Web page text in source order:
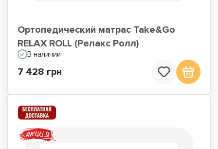
Ортопедический матрас Take&Go
RELAX ROLL (Релакс Ролл)
В наличии
7 428 грн